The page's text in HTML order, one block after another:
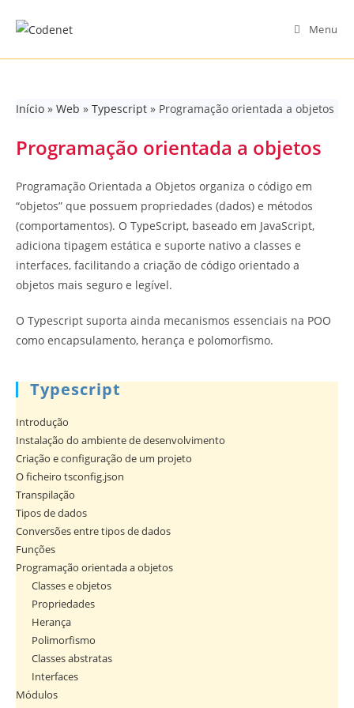
Menu
Início » Web » Typescript » Programação orientada a objetos
Programação orientada a objetos
Programação Orientada a Objetos organiza o código em
“objetos” que possuem propriedades (dados) e métodos
(comportamentos). O TypeScript, baseado em JavaScript,
adiciona tipagem estática e suporte nativo a classes e
interfaces, facilitando a criação de código orientado a
objetos mais seguro e legível.
O Typescript suporta ainda mecanismos essenciais na POO
como encapsulamento, herança e polomorfismo.
Typescript
Introdução
Instalação do ambiente de desenvolvimento
Criação e configuração de um projeto
O ficheiro tsconfig.json
Transpilação
Tipos de dados
Conversões entre tipos de dados
Funções
Programação orientada a objetos
Classes e objetos
Propriedades
Herança
Polimorfismo
Classes abstratas
Interfaces
Módulos